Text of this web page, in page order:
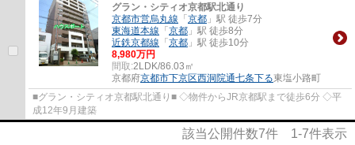
グラン・シティオ京都駅北通り
京都市営烏丸線 「京都 」駅 徒歩7分
東海道本線 「京都 」駅 徒歩8分
近鉄京都線 「京都 」駅 徒歩10分
8,980万円
間取:2LDK/86.03㎡
京都府京都市下京区西洞院通七条下る東塩小路町
■グラン・シティオ京都駅北通り■ ◇物件からJR京都駅まで徒歩6分 ◇平
成12年9月建築
該当公開件数7件 1-7件表示